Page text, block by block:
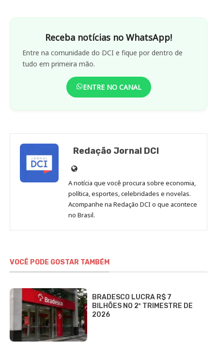
Receba notícias no WhatsApp!
Entre na comunidade do DCI e fique por dentro de
tudo em primeira mão.
ENTRE NO CANAL
Redação Jornal DCI
Site
de
Redação
Jornal
DCI
A notícia que você procura sobre economia,
política, esportes, celebridades e novelas.
Acompanhe na Redação DCI o que acontece
no Brasil.
VOCÊ PODE GOSTAR TAMBÉM
BRADESCO LUCRA R$ 7
BILHÕES NO 2º TRIMESTRE DE
2026